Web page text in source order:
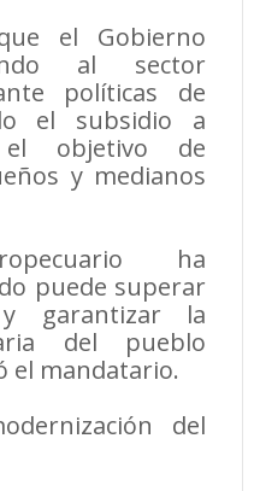
el Gobierno
al sector
políticas de
el subsidio a
el objetivo de
y medianos
ha
puede superar
garantizar la
del pueblo
el mandatario.
del